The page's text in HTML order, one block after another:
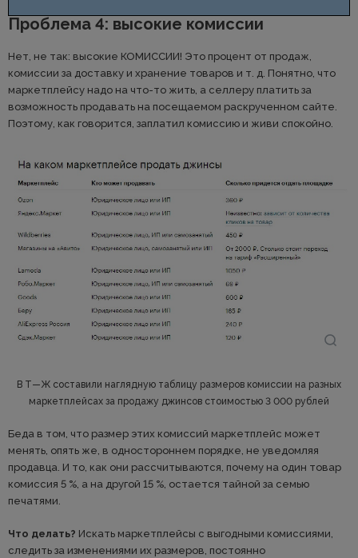
Проблема 4: высокие комиссии
Нет, не так: высокие КОМИССИИ! Это процент от продаж,
комиссии за доставку и хранение товаров и т. д. Понятно, что
маркетплейсу надо на что-то жить, а селлеру платить за
возможность продавать на посещаемом раскрученном сайте.
Поэтому, как говорится, заплатил комиссию и живи спокойно.
В Т—Ж составили наглядную таблицу размеров комиссии на разных
маркетплейсах за продажу джинсов стоимостью 3 000 рублей
Беда в том, что размер этих комиссий маркетплейс может
менять, опять же, в одностороннем порядке, не уведомляя
продавца. И то, как они рассчитываются, почему на один товар
комиссия 5 %, а на другой 15 %, остается тайной за семью
печатями.
Что делать? Искать маркетплейсы с выгодными комиссиями,
следить за изменениями их размеров, постоянно